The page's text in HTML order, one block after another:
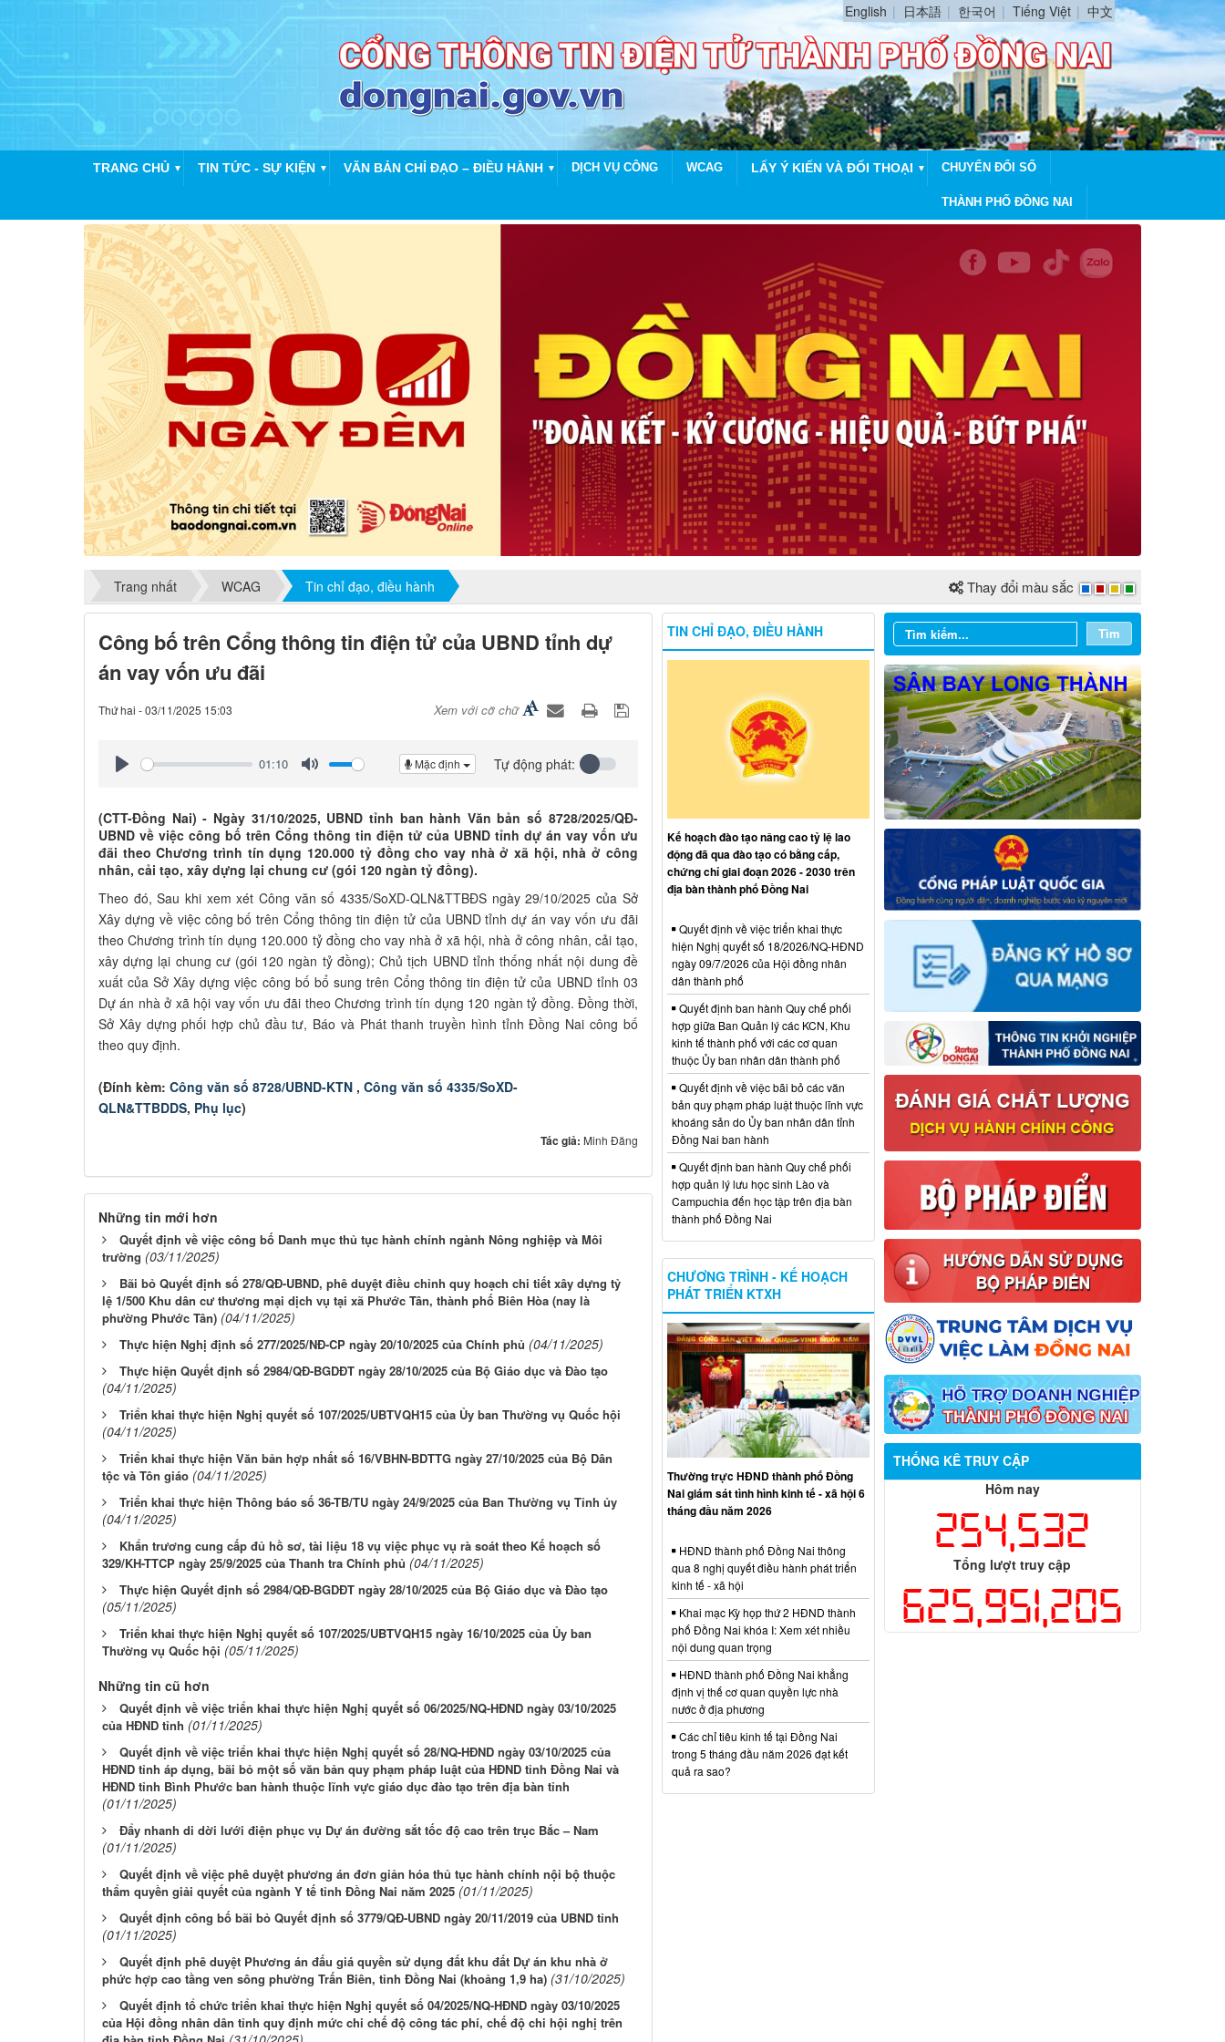
English 日本語 한국어 Tiếng Việt 中文
TRANG CHỦ ▼ TIN TỨC - SỰ KIỆN ▼ VĂN BẢN CHỈ ĐẠO – ĐIỀU HÀNH ▼ DỊCH VỤ CÔNG WCAG LẤY Ý KIẾN VÀ ĐỐI THOẠI ▼ CHUYỂN ĐỔI SỐ
THÀNH PHỐ ĐỒNG NAI
Trang nhất WCAG Tin chỉ đạo, điều hành Thay đổi màu sắc
Công bố trên Cổng thông tin điện tử của UBND tỉnh dự
án vay vốn ưu đãi
Thứ hai - 03/11/2025 15:03 Xem với cỡ chữ
01:10 Mặc định Tự động phát:
(CTT-Đồng Nai) - Ngày 31/10/2025, UBND tỉnh ban hành Văn bản số 8728/2025/QĐ-
UBND về việc công bố trên Cổng thông tin điện tử của UBND tỉnh dự án vay vốn ưu
đãi theo Chương trình tín dụng 120.000 tỷ đồng cho vay nhà ở xã hội, nhà ở công
nhân, cải tạo, xây dựng lại chung cư (gói 120 ngàn tỷ đồng).
Theo đó, Sau khi xem xét Công văn số 4335/SoXD-QLN&TTBĐS ngày 29/10/2025 của Sở
Xây dựng về việc công bố trên Cổng thông tin điện tử của UBND tỉnh dự án vay vốn ưu đãi
theo Chương trình tín dụng 120.000 tỷ đồng cho vay nhà ở xã hội, nhà ở công nhân, cải tạo,
xây dựng lại chung cư (gói 120 ngàn tỷ đồng); Chủ tịch UBND tỉnh thống nhất nội dung đề
xuất của Sở Xây dựng việc công bố bổ sung trên Cổng thông tin điện tử của UBND tỉnh 03
Dự án nhà ở xã hội vay vốn ưu đãi theo Chương trình tín dụng 120 ngàn tỷ đồng. Đồng thời,
Sở Xây dựng phối hợp chủ đầu tư, Báo và Phát thanh truyền hình tỉnh Đồng Nai công bố
theo quy định.
(Đính kèm: Công văn số 8728/UBND-KTN , Công văn số 4335/SoXD-
QLN&TTBDDS, Phụ lục)
Tác giả: Minh Đăng
Những tin mới hơn
Quyết định về việc công bố Danh mục thủ tục hành chính ngành Nông nghiệp và Môi
trường (03/11/2025)
Bãi bỏ Quyết định số 278/QĐ-UBND, phê duyệt điều chỉnh quy hoạch chi tiết xây dựng tỷ
lệ 1/500 Khu dân cư thương mại dịch vụ tại xã Phước Tân, thành phố Biên Hòa (nay là
phường Phước Tân) (04/11/2025)
Thực hiện Nghị định số 277/2025/NĐ-CP ngày 20/10/2025 của Chính phủ (04/11/2025)
Thực hiện Quyết định số 2984/QĐ-BGDĐT ngày 28/10/2025 của Bộ Giáo dục và Đào tạo
(04/11/2025)
Triển khai thực hiện Nghị quyết số 107/2025/UBTVQH15 của Ủy ban Thường vụ Quốc hội
(04/11/2025)
Triển khai thực hiện Văn bản hợp nhất số 16/VBHN-BDTTG ngày 27/10/2025 của Bộ Dân
tộc và Tôn giáo (04/11/2025)
Triển khai thực hiện Thông báo số 36-TB/TU ngày 24/9/2025 của Ban Thường vụ Tỉnh ủy
(04/11/2025)
Khẩn trương cung cấp đủ hồ sơ, tài liệu 18 vụ việc phục vụ rà soát theo Kế hoạch số
329/KH-TTCP ngày 25/9/2025 của Thanh tra Chính phủ (04/11/2025)
Thực hiện Quyết định số 2984/QĐ-BGDĐT ngày 28/10/2025 của Bộ Giáo dục và Đào tạo
(05/11/2025)
Triển khai thực hiện Nghị quyết số 107/2025/UBTVQH15 ngày 16/10/2025 của Ủy ban
Thường vụ Quốc hội (05/11/2025)
Những tin cũ hơn
Quyết định về việc triển khai thực hiện Nghị quyết số 06/2025/NQ-HĐND ngày 03/10/2025
của HĐND tỉnh (01/11/2025)
Quyết định về việc triển khai thực hiện Nghị quyết số 28/NQ-HĐND ngày 03/10/2025 của
HĐND tỉnh áp dụng, bãi bỏ một số văn bản quy phạm pháp luật của HĐND tỉnh Đồng Nai và
HĐND tỉnh Bình Phước ban hành thuộc lĩnh vực giáo dục đào tạo trên địa bàn tỉnh
(01/11/2025)
Đẩy nhanh di dời lưới điện phục vụ Dự án đường sắt tốc độ cao trên trục Bắc – Nam
(01/11/2025)
Quyết định về việc phê duyệt phương án đơn giản hóa thủ tục hành chính nội bộ thuộc
thẩm quyền giải quyết của ngành Y tế tỉnh Đồng Nai năm 2025 (01/11/2025)
Quyết định công bố bãi bỏ Quyết định số 3779/QĐ-UBND ngày 20/11/2019 của UBND tỉnh
(01/11/2025)
Quyết định phê duyệt Phương án đấu giá quyền sử dụng đất khu đất Dự án khu nhà ở
phức hợp cao tầng ven sông phường Trấn Biên, tỉnh Đồng Nai (khoảng 1,9 ha) (31/10/2025)
Quyết định tổ chức triển khai thực hiện Nghị quyết số 04/2025/NQ-HĐND ngày 03/10/2025
của Hội đồng nhân dân tỉnh quy định mức chi chế độ công tác phí, chế độ chi hội nghị trên
Tìm
THỐNG KÊ TRUY CẬP
Hôm nay
254,532
Tổng lượt truy cập
625,951,205
TIN CHỈ ĐẠO, ĐIỀU HÀNH
Kế hoạch đào tạo nâng cao tỷ lệ lao
động đã qua đào tạo có bằng cấp,
chứng chỉ giai đoạn 2026 - 2030 trên
địa bàn thành phố Đồng Nai
Quyết định về việc triển khai thực
hiện Nghị quyết số 18/2026/NQ-HĐND
ngày 09/7/2026 của Hội đồng nhân
dân thành phố
Quyết định ban hành Quy chế phối
hợp giữa Ban Quản lý các KCN, Khu
kinh tế thành phố với các cơ quan
thuộc Ủy ban nhân dân thành phố
Quyết định về việc bãi bỏ các văn
bản quy phạm pháp luật thuộc lĩnh vực
khoáng sản do Ủy ban nhân dân tỉnh
Đồng Nai ban hành
Quyết định ban hành Quy chế phối
hợp quản lý lưu học sinh Lào và
Campuchia đến học tập trên địa bàn
thành phố Đồng Nai
CHƯƠNG TRÌNH - KẾ HOẠCH
PHÁT TRIỂN KTXH
Thường trực HĐND thành phố Đồng
Nai giám sát tình hình kinh tế - xã hội 6
tháng đầu năm 2026
HĐND thành phố Đồng Nai thông
qua 8 nghị quyết điều hành phát triển
kinh tế - xã hội
Khai mạc Kỳ họp thứ 2 HĐND thành
phố Đồng Nai khóa I: Xem xét nhiều
nội dung quan trọng
HĐND thành phố Đồng Nai khẳng
định vị thế cơ quan quyền lực nhà
nước ở địa phương
Các chỉ tiêu kinh tế tại Đồng Nai
trong 5 tháng đầu năm 2026 đạt kết
quả ra sao?